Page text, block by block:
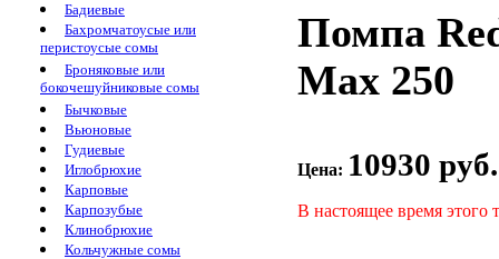
Бадиевые
Бахромчатоусые или
перистоусые сомы
Броняковые или
бокочешуйниковые сомы
Бычковые
Вьюновые
Гудиевые
Иглобрюхие
Карповые
Карпозубые
Клинобрюхие
Кольчужные сомы
Помпа
Max 250
Цена: 10930 руб.
В настоящее время этого